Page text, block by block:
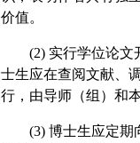
价值。
(2) 实行学位论
士生应在查阅文献、
行，由导师（组）和
(3) 博士生应定